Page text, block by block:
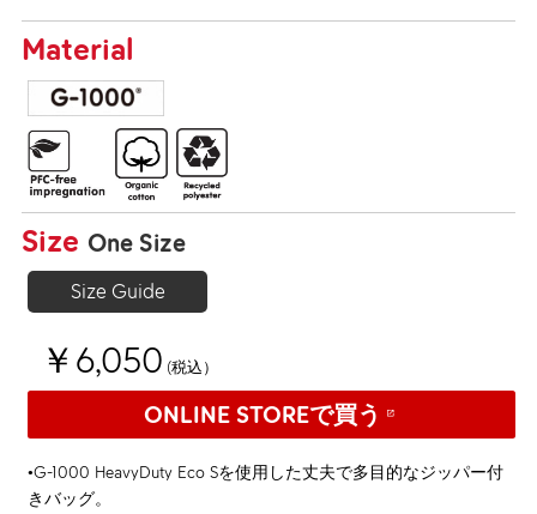
Material
Size One Size
Size Guide
￥6,050 (税込）
ONLINE STOREで買う
•G-1000 HeavyDuty Eco Sを使用した丈夫で多目的なジッパー付
きバッグ。